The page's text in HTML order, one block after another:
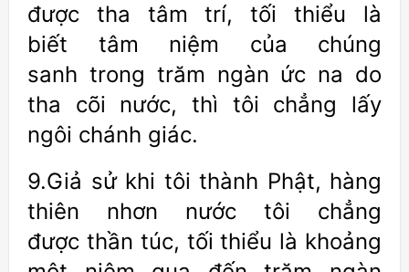
được tha tâm trí, tối thiểu là
biết tâm niệm của chúng
sanh trong trăm ngàn ức na do
tha cõi nước, thì tôi chẳng lấy
ngôi chánh giác.
9.Giả sử khi tôi thành Phật, hàng
thiên nhơn nước tôi chẳng
được thần túc, tối thiểu là khoảng